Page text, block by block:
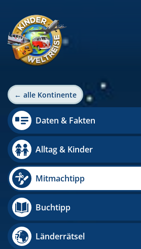
← alle Kontinente
Daten & Fakten
Alltag & Kinder
Mitmachtipp
Buchtipp
Länderrätsel